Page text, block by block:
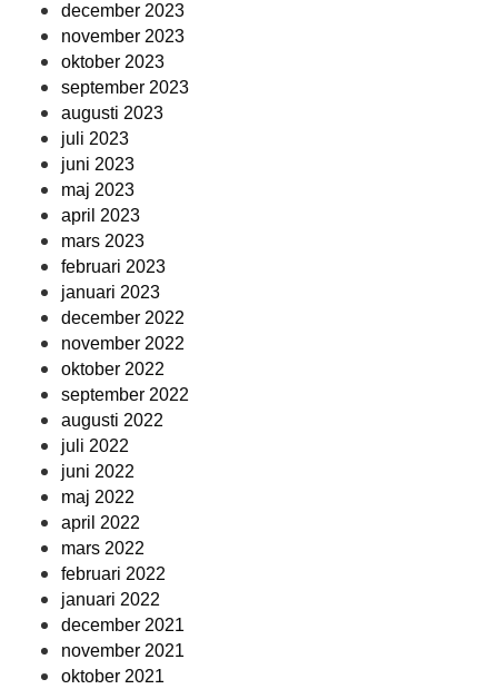
december 2023
november 2023
oktober 2023
september 2023
augusti 2023
juli 2023
juni 2023
maj 2023
april 2023
mars 2023
februari 2023
januari 2023
december 2022
november 2022
oktober 2022
september 2022
augusti 2022
juli 2022
juni 2022
maj 2022
april 2022
mars 2022
februari 2022
januari 2022
december 2021
november 2021
oktober 2021